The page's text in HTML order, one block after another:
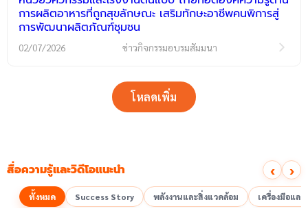
การผลิตอาหารที่ถูกสุขลักษณะ เสริมทักษะอาชีพคนพิการสู่
การพัฒนาผลิตภัณฑ์ชุมชน
02/07/2026 ข่าวกิจกรรมอบรมสัมมนา
โหลดเพิ่ม
สื่อความรู้และวิดีโอแนะนำ ‹ ›
ทั้งหมด Success Story พลังงานและสิ่งแวดล้อม เครื่องมือแล
00:10 00:10 00:08 01:00